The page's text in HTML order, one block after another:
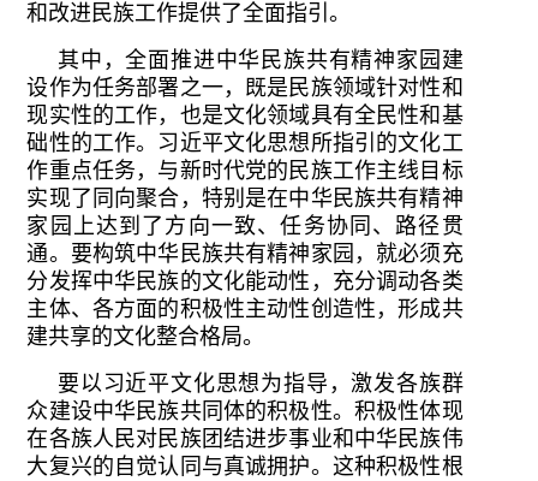
和改进民族工作提供了全面指引。
其中，全面推进中华民族共有精神家园建
设作为任务部署之一，既是民族领域针对性和
现实性的工作，也是文化领域具有全民性和基
础性的工作。习近平文化思想所指引的文化工
作重点任务，与新时代党的民族工作主线目标
实现了同向聚合，特别是在中华民族共有精神
家园上达到了方向一致、任务协同、路径贯
通。要构筑中华民族共有精神家园，就必须充
分发挥中华民族的文化能动性，充分调动各类
主体、各方面的积极性主动性创造性，形成共
建共享的文化整合格局。
要以习近平文化思想为指导，激发各族群
众建设中华民族共同体的积极性。积极性体现
在各族人民对民族团结进步事业和中华民族伟
大复兴的自觉认同与真诚拥护。这种积极性根